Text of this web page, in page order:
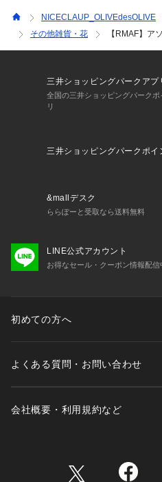
せ。
NICECLAUP_OLIVEdesOLIVE
その他雑貨・花
【RMAF】ア
三井ショッピングパークアプ
全国の三井ショッピングパーク
リ
三井ショッピングパークポイ
&mallデスク
ららぽーと受取なら送料無料
LINE公式アカウント
お得なセール・クーポン情報配信
初めての方へ
よくある質問・お問い合わせ
会社概要・利用規約など